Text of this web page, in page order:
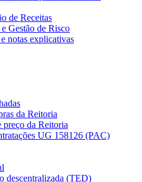
de Receitas
Gestão de Risco
notas explicativas
da Reitoria
preço da Reitoria
UG 158126 (PAC)
descentralizada (TED)